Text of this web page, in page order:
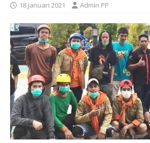
18 Januari 2021 Admin PP